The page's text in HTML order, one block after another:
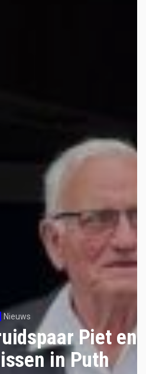
Nieuws
Piet en
in Puth